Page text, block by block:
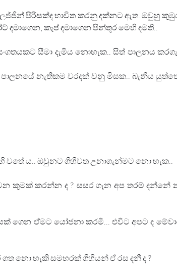
පිරිසක්ද භාවිත කරනු දක්නට ඇත. ඔවුහු
කැප් දමාගෙන පින්තූර මෙහි දමති..
සීමා දැමිය නොහැක.. සිත් පාලනය
නැතිකම වරදක් වනු මිසක.. බැනිය
ය.. ඔවුනට ගිහිවත උනාගැන්මට නො හැක..
කුමක් කරන්න ද ? සසර ගැන අප තරම් දන්නේ
ගෙන ඒමට යෝජනා කරමි... එවිට අපට ද
නො හැකි සමහරක් ගිහියන් ඒ රස දනී ද ?